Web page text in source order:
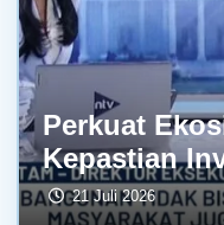
Perkuat
Kepastian
21 Juli 2026